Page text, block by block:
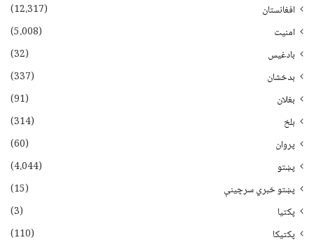
افغانستان
(12،317)
امنیت
(5،008)
بادغیس
(32)
بدخشان
(337)
بغلان
(91)
بلخ
(314)
پروان
(60)
پښتو
(4،044)
پښتو خبري سرچينې
(15)
پکتيا
(3)
پکتیکا
(110)